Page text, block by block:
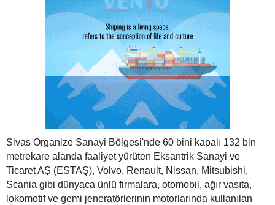
Sivas Organize Sanayi Bölgesi'nde 60 bini kapalı 132 bin
metrekare alanda faaliyet yürüten Eksantrik Sanayi ve
Ticaret AŞ (ESTAŞ), Volvo, Renault, Nissan, Mitsubishi,
Scania gibi dünyaca ünlü firmalara, otomobil, ağır vasıta,
lokomotif ve gemi jeneratörlerinin motorlarında kullanılan